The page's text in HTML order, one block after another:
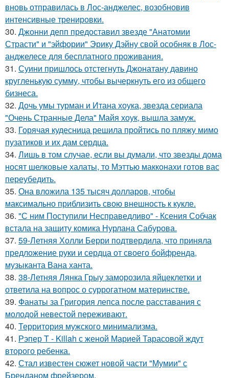
вновь отправилась в Лос-анджелес, возобновив
интенсивные тренировки.
30. Джонни депп предоставил звезде "Анатомии
Страсти" и "эйфории" Эрику Дэйну свой особняк в Лос-
анджелесе для бесплатного проживания.
31. Суини пришлось отстегнуть Джонатану давино
кругленькую сумму, чтобы вычеркнуть его из общего
бизнеса.
32. Дочь умы турман и Итана хоука, звезда сериала
"Очень Странные Дела" Майя хоук, вышла замуж.
33. Горячая кудесница решила пройтись по пляжу мимо
пузатиков и их дам сердца.
34. Лишь в том случае, если вы думали, что звезды дома
носят шелковые халаты, то Мэттью макконахи готов вас
переубедить.
35. Она вложила 135 тысяч долларов, чтобы
максимально приблизить свою внешность к кукле.
36. "С ним Поступили Несправедливо" - Ксения Собчак
встала на защиту комика Нурлана Сабурова.
37. 59-Летняя Холли Берри подтвердила, что приняла
предложение руки и сердца от своего бойфренда,
музыканта Вана ханта.
38. 38-Летняя Лянка Грыу заморозила яйцеклетки и
ответила на вопрос о суррогатном материнстве.
39. Фанаты за Григория лепса после расставания с
молодой невестой переживают.
40. Территория мужского минимализма.
41. Рэпер T - Killah с женой Марией Тарасовой ждут
второго ребенка.
42. Стал известен сюжет новой части "Мумии" с
Бренданом фрейзером.